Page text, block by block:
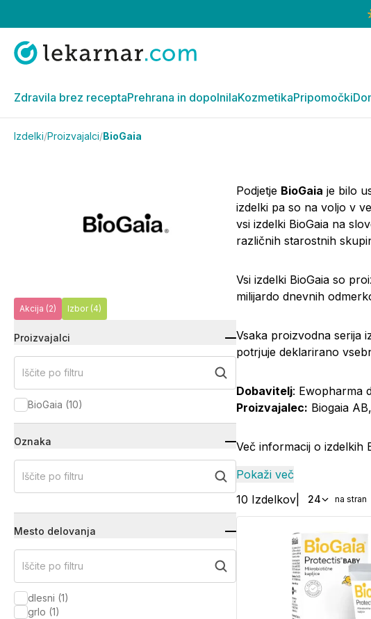
Zdravila brez receptaPrehrana in dopolnilaKozmetikaPripomočki
Izdelki/Proizvajalci/BioGaia
Akcija (2) Izbor (4)
Proizvajalci
Iščite po filtru
BioGaia (10)
Oznaka
Iščite po filtru
Mesto delovanja
Iščite po filtru
dlesni (1)
grlo (1)
Podjetje BioGaia je bilo
izdelki pa so na voljo v
vsi izdelki BioGaia na
različnih starostnih
Vsi izdelki BioGaia so
milijardo dnevnih
Vsaka proizvodna serija
potrjuje deklarirano
Dobavitelj: Ewopharma
Proizvajalec: Biogaia
Več informacij o izdelkih
Pokaži več
10 Izdelkov 24 na stran